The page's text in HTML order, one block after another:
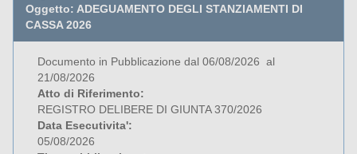
Oggetto: ADEGUAMENTO DEGLI STANZIAMENTI DI
CASSA 2026
Documento in Pubblicazione dal 06/08/2026 al
21/08/2026
Atto di Riferimento:
REGISTRO DELIBERE DI GIUNTA 370/2026
Data Esecutivita':
05/08/2026